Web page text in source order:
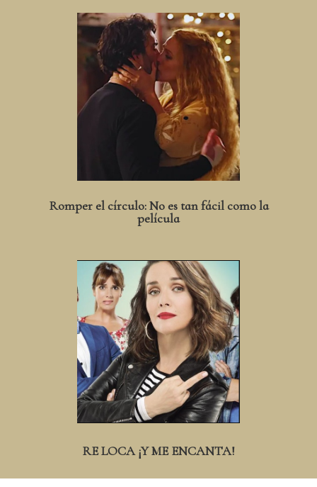
Romper el círculo: No es tan fácil como la
película
RE LOCA ¡Y ME ENCANTA!